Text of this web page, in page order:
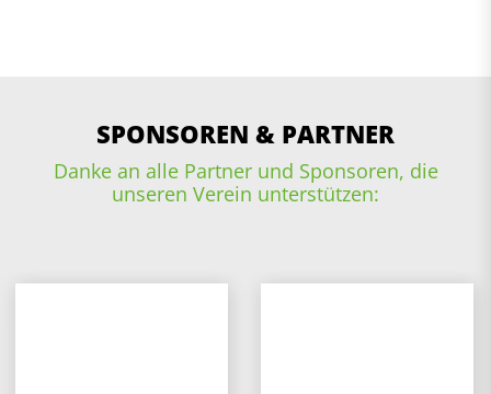
SPONSOREN & PARTNER
Danke an alle Partner und Sponsoren, die
unseren Verein unterstützen: